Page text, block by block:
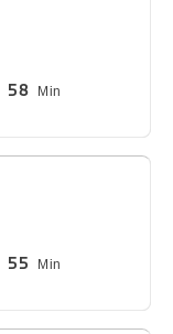
58 Min
55 Min